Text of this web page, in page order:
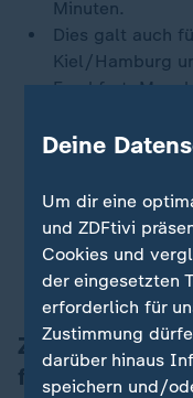
Minuten.
Dies galt auch
Kiel/Hamburg
Frankfurt,
ICE/IC-Züge
und Frankfurt
Die Halte in
Celle und
weiter mitteilte.
Züge
fahren wieder
Deine
Um dir eine
und ZDFtivi
Cookies und
der eingesetzten
erforderlich für
Zustimmung
darüber hinaus
speichern und/